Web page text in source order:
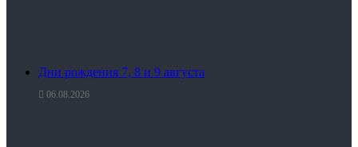
Дни рождения 7, 8 и 9 августа
06.08.2026